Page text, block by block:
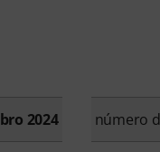
2024 número